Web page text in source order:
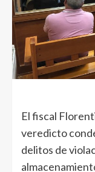
El fiscal
veredicto
delitos de